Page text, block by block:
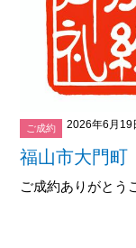
ご成約 2026年6月19
福山市大門
ご成約ありがとう